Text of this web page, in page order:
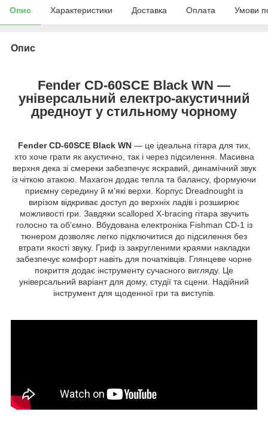
Опис Характеристики Доставка Оплата Умови
Опис
Fender CD-60SCE Black WN —
універсальний електро-акустичний
дредноут у стильному чорному
Fender CD-60SCE Black WN— це ідеальна гітара для тих,
хто хоче грати як акустично, так і через підсилення. Масивна
верхня дека зі смереки забезпечує яскравий, динамічний звук
із чіткою атакою. Махагон додає тепла та балансу, формуючи
приємну середину й м’які верхи. Корпус Dreadnought із
вирізом відкриває доступ до верхніх ладів і розширює
можливості гри. Завдяки scalloped X-bracing гітара звучить
голосно та об’ємно. Вбудована електроніка Fishman CD-1 із
тюнером дозволяє легко підключитися до підсилення без
втрати якості звуку. Гриф із закругленими краями накладки
забезпечує комфорт навіть для початківців. Глянцеве чорне
покриття додає інструменту сучасного вигляду. Це
універсальний варіант для дому, студії та сцени. Надійний
інструмент для щоденної гри та виступів.